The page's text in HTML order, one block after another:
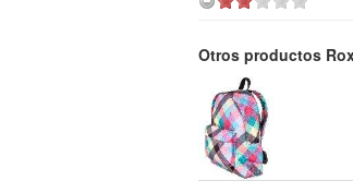
Otros productos